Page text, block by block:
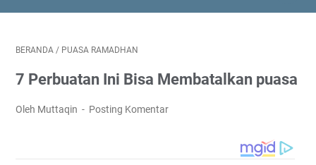
BERANDA / PUASA RAMADHAN
7 Perbuatan Ini Bisa Membatalkan puasa
Oleh Muttaqin Posting Komentar